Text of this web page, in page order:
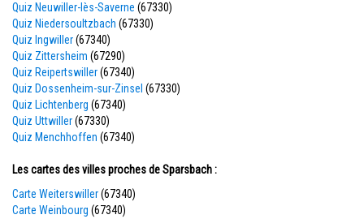
Quiz Neuwiller-lès-Saverne (67330)
Quiz Niedersoultzbach (67330)
Quiz Ingwiller(67340)
Quiz Zittersheim (67290)
Quiz Reipertswiller(67340)
Quiz Dossenheim-sur-Zinsel (67330)
Quiz Lichtenberg (67340)
Quiz Uttwiller(67330)
Quiz Menchhoffen (67340)
Les cartes des villes proches de Sparsbach :
Carte Weiterswiller(67340)
Carte Weinbourg (67340)